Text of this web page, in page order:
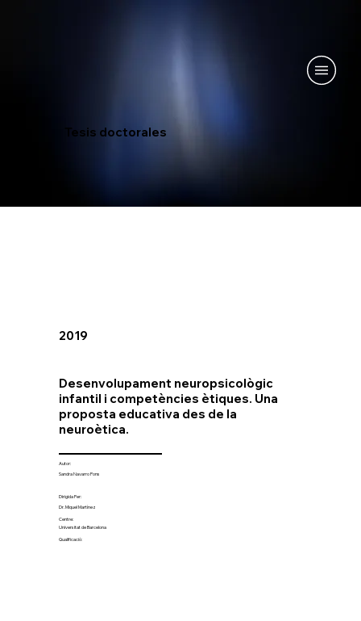
Tesis doctorales
2019
Desenvolupament neuropsicològic
infantil i competències ètiques. Una
proposta educativa des de la
neuroètica.
Autor:
Sandra Navarro Pons
Dirigida Per:
Dr. Miquel Martínez
Centre:
Universitat de Barcelona
Qualificació: